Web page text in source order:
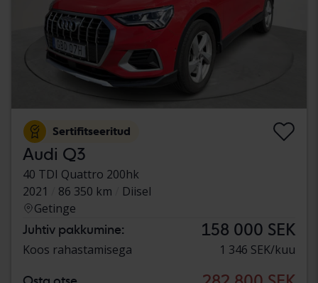
Sertifitseeritud
Audi Q3
40 TDI Quattro 200hk
2021
86 350 km
Diisel
Getinge
Juhtiv pakkumine: 158 000 SEK
Koos rahastamisega 1 346 SEK/kuu